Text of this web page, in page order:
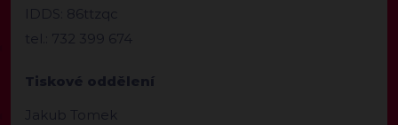
IDDS: 86ttzqc
tel.: 732 399 674
Tiskové oddělení
Jakub Tomek